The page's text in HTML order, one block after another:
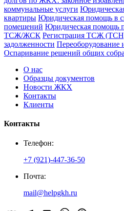
коммунальные услуги
квартиры Юридическая помощь в
помещений Юридическая помощь
ТСЖ/ЖСК Регистрация ТСЖ
задолженности Переоборудование
Оспаривание решений общих
О нас
Образцы документов
Новости ЖКХ
Контакты
Клиенты
Контакты
Телефон:
+7 (921)-447-36-50
Почта:
mail@helpgkh.ru